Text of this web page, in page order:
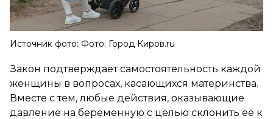
Источник фото: Фото: Город Киров.ru
Закон подтверждает самостоятельность каждой
женщины в вопросах, касающихся материнства.
Вместе с тем, любые действия, оказывающие
давление на беременную с целью склонить её к